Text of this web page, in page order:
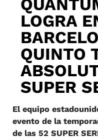
LOGRA
QUINTO
SUPER
El equipo
evento de la
de las 52 SUPER